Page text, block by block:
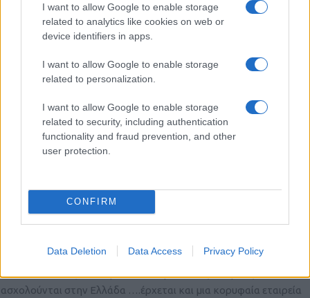
I want to allow Google to enable storage
related to analytics like cookies on web or
device identifiers in apps.
I want to allow Google to enable storage
related to personalization.
I want to allow Google to enable storage
related to security, including authentication
functionality and fraud prevention, and other
user protection.
CONFIRM
Data Deletion Data Access Privacy Policy
KN1 (@kn1) Member
Η Ελλάδα είναι μια από τις 4 χώρες στην Ευρώπη που εχει δικούς
της δορυφόρους. Υπάρχουν χώρες μεγάλες που δεν έχουν.
τεχνολογία. Τα τελευταία χρόνια έχουμε δημιουργήσει ένα
πλέγμα 17 μικροδορυφόρων και 3 κανονικού μεγέθους.
Υπάρχουν συμφωνίες και για άλλους με καινοτόμες τεχνολογίες.
Αυτοί οι δορυφόροι μας χρησιμοποιούνται στη μεταφορά
και παρατήρησης για ελέγχους συνόρων μεχρι οικολογικούς
λόγους. Μάλιστα είμαστε η πρώτη χώρα στον κόσμο με
θερμικούς δορυφόρους ενταγμένους στο σύστημα πυρόσβεσης.
μεταφορά δεδομένων.
Μέσα σε αυτό εξελισσόμενο τοπίο με πολλές εταιρείες να
ασχολούνται στην Ελλάδα ….έρχεται και μια κορυφαία εταιρεία